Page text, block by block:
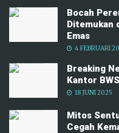
Bocah
Ditemukan
Emas
4 FEBRUARI
Breaking
Kantor
18 JUNI 2025
Mitos
Cegah